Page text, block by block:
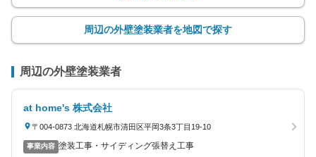
周辺の外壁塗装業者を地図で探す
周辺の外壁塗装業者
at home's 株式会社
〒004-0873 北海道札幌市清田区平岡3条3丁目19-10
事業内容 塗装工事・サイディング張替え工事